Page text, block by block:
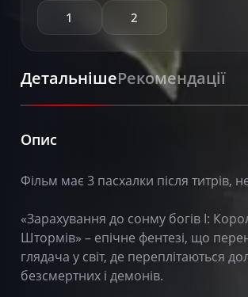
1 2
ДетальнішеРекомендації
Опис
Фільм має 3 пасхалки після титрів,
«Зарахування до сонму богів І:
Штормів» – епічне фентезі, що
глядача у світ, де переплітаються
безсмертних і демонів.